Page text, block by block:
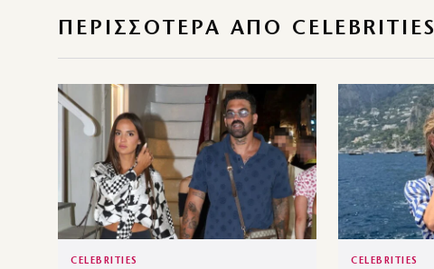
ΠΕΡΙΣΣΌΤΕΡΑ ΑΠΌ CELEBRITIES
CELEBRITIES CELEBRITIES